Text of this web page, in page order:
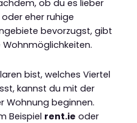
ob du es lieber
eher ruhige
bevorzugst, gibt
bist, welches Viertel
kannst du mit der
Wohnung beginnen.
Beispiel rent.ie oder